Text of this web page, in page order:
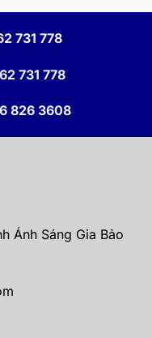
731 778
731 778
826 3608
Ánh Sáng Gia Bảo